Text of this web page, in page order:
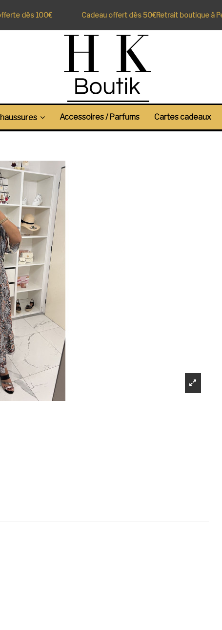
dès 100€ Cadeau offert dès 50€Retrait boutique à
Accessoires / Parfums Cartes cadeaux